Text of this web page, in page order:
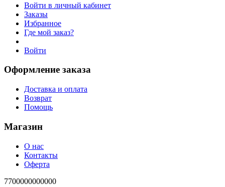
Войти в личный кабинет
Заказы
Избранное
Где мой заказ?
Войти
Оформление заказа
Доставка и оплата
Возврат
Помощь
Магазин
О нас
Контакты
Оферта
7700000000000